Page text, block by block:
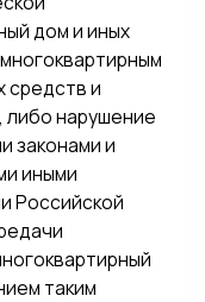
дом и иных
средств и
либо нарушение
законами и
иными
Российской
таким